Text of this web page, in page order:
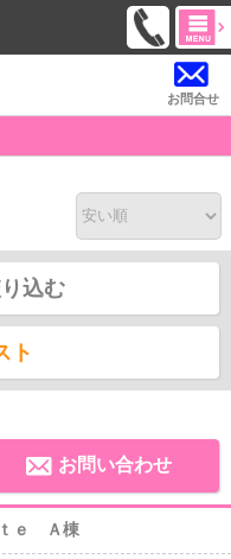
お問合せ
込む
ト
お問い合わせ
ｅ Ａ棟